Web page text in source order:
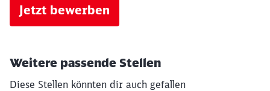
Jetzt bewerben
Weitere passende Stellen
Diese Stellen könnten dir auch gefallen